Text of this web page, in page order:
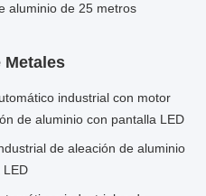
aluminio de 25 metros
Metales
industrial con motor
de aluminio con pantalla LED
de aleación de aluminio
LED